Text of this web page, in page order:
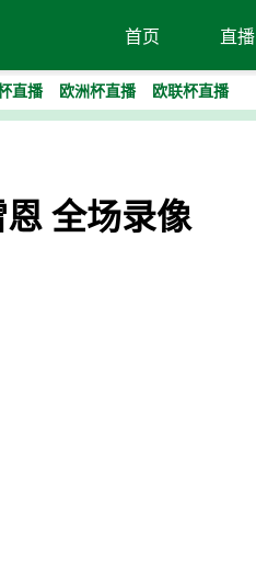
首页 直播
直播 欧洲杯直播 欧联杯直播
恩 全场录像